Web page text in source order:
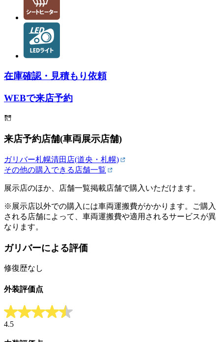
在庫確認・見積もり依頼
WEBで来店予約
来店予約店舗(車両展示店舗)
ガリバー札幌清田店(道央・札幌)
その他の購入できる店舗一覧
展示店のほか、店舗一覧掲載店舗で購入いただけます。
※展示店以外での購入には車両運搬費がかかります。ご購入
される店舗によって、車両運搬費や適用されるサービスが異
なります。
ガリバーによる評価
修復歴なし
外装評価点
4.5